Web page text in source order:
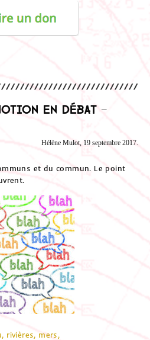
en débat –
Hélène Mulot, 19 septembre 2017.
et du commun. Le point
rivières, mers,